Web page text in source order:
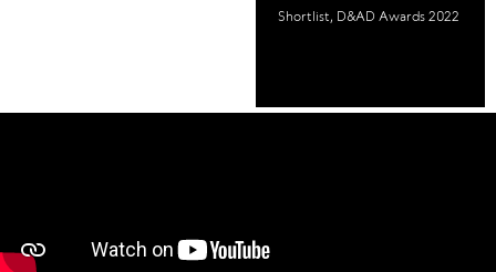
Shortlist, D&AD Awards 2022